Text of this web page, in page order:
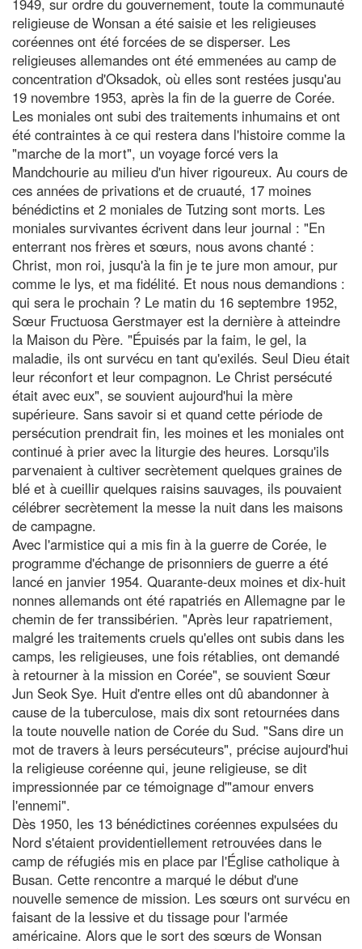
1949, sur ordre du gouvernement, toute la communauté
religieuse de Wonsan a été saisie et les religieuses
coréennes ont été forcées de se disperser. Les
religieuses allemandes ont été emmenées au camp de
concentration d'Oksadok, où elles sont restées jusqu'au
19 novembre 1953, après la fin de la guerre de Corée.
Les moniales ont subi des traitements inhumains et ont
été contraintes à ce qui restera dans l'histoire comme la
"marche de la mort", un voyage forcé vers la
Mandchourie au milieu d'un hiver rigoureux. Au cours de
ces années de privations et de cruauté, 17 moines
bénédictins et 2 moniales de Tutzing sont morts. Les
moniales survivantes écrivent dans leur journal : "En
enterrant nos frères et sœurs, nous avons chanté :
Christ, mon roi, jusqu'à la fin je te jure mon amour, pur
comme le lys, et ma fidélité. Et nous nous demandions :
qui sera le prochain ? Le matin du 16 septembre 1952,
Sœur Fructuosa Gerstmayer est la dernière à atteindre
la Maison du Père. "Épuisés par la faim, le gel, la
maladie, ils ont survécu en tant qu'exilés. Seul Dieu était
leur réconfort et leur compagnon. Le Christ persécuté
était avec eux", se souvient aujourd'hui la mère
supérieure. Sans savoir si et quand cette période de
persécution prendrait fin, les moines et les moniales ont
continué à prier avec la liturgie des heures. Lorsqu'ils
parvenaient à cultiver secrètement quelques graines de
blé et à cueillir quelques raisins sauvages, ils pouvaient
célébrer secrètement la messe la nuit dans les maisons
de campagne.
Avec l'armistice qui a mis fin à la guerre de Corée, le
programme d'échange de prisonniers de guerre a été
lancé en janvier 1954. Quarante-deux moines et dix-huit
nonnes allemands ont été rapatriés en Allemagne par le
chemin de fer transsibérien. "Après leur rapatriement,
malgré les traitements cruels qu'elles ont subis dans les
camps, les religieuses, une fois rétablies, ont demandé
à retourner à la mission en Corée", se souvient Sœur
Jun Seok Sye. Huit d'entre elles ont dû abandonner à
cause de la tuberculose, mais dix sont retournées dans
la toute nouvelle nation de Corée du Sud. "Sans dire un
mot de travers à leurs persécuteurs", précise aujourd'hui
la religieuse coréenne qui, jeune religieuse, se dit
impressionnée par ce témoignage d'"amour envers
l'ennemi".
Dès 1950, les 13 bénédictines coréennes expulsées du
Nord s'étaient providentiellement retrouvées dans le
camp de réfugiés mis en place par l'Église catholique à
Busan. Cette rencontre a marqué le début d'une
nouvelle semence de mission. Les sœurs ont survécu en
faisant de la lessive et du tissage pour l'armée
américaine. Alors que le sort des sœurs de Wonsan